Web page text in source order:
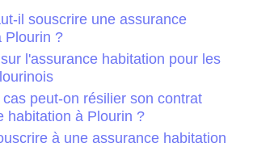
il souscrire une assurance
Plourin ?
l'assurance habitation pour les
peut-on résilier son contrat
habitation à Plourin ?
à une assurance habitation